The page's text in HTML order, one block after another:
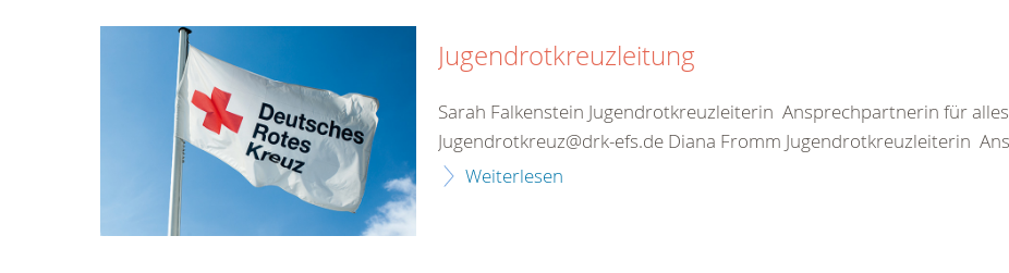
Jugendrotkreuzleitung
Sarah Falkenstein Jugendrotkreuzleiterin Ansprechpartnerin für
Jugendrotkreuz@drk-efs.de Diana Fromm Jugendrotkreuzleiterin
Weiterlesen